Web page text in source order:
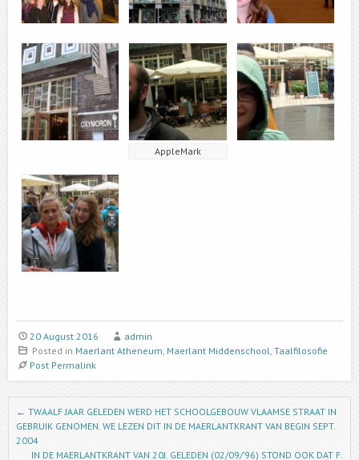
AppleMark
20 August 2016
admin
Posted in Maerlant Atheneum, Maerlant Middenschool, Taalfilosofie
Post Permalink
Post navigation
← TWAALF JAAR GELEDEN WERD HET SCHOOLGEBOUW VLAAMSE STRAAT IN
GEBRUIK GENOMEN. WE LEZEN DIT IN DE MAERLANTKRANT VAN BEGIN SEPT.
2004
IN DE MAERLANTKRANT VAN 20J. GELEDEN (02/09/’96) STOND OOK DAT F.